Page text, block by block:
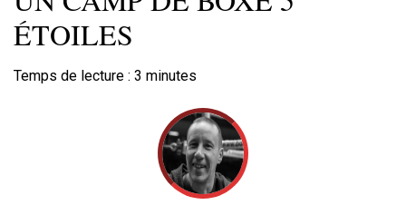
ÉTOILES
Temps de lecture : 3 minutes